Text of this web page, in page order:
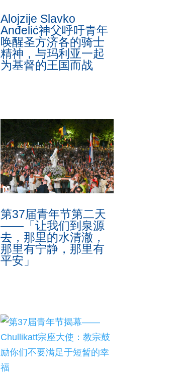
Alojzije Slavko
Anđelić神父呼吁青年
唤醒圣方济各的骑士
精神，与玛利亚一起
为基督的王国而战
第37届青年节第二天
——「让我们到泉源
去，那里的水清澈，
那里有宁静，那里有
平安」